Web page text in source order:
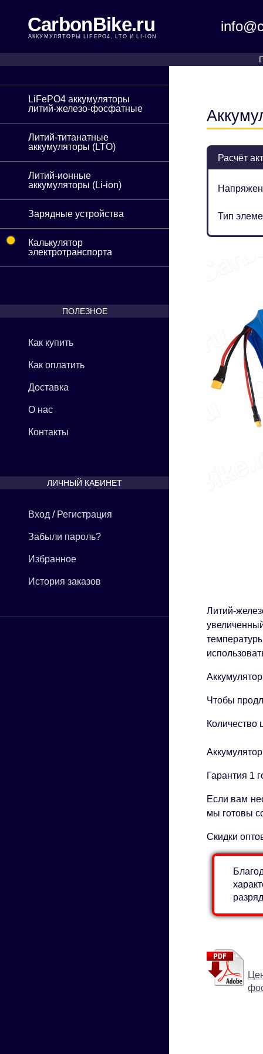
CarbonBike.ru
АККУМУЛЯТОРЫ LIFEPO4, LTO И LI-ION
LiFePO4 аккумуляторы
литий-железо-фосфатные
Литий-титанатные
аккумуляторы (LTO)
Литий-ионные
аккумуляторы (Li-ion)
Зарядные устройства
•
Калькулятор
электротранспорта
ПОЛЕЗНОЕ
Как купить
Как оплатить
Доставка
О нас
Контакты
ЛИЧНЫЙ КАБИНЕТ
Вход / Регистрация
Забыли пароль?
Избранное
История заказов
Расчёт
Тип
Литий-
Чтобы
Количество
Гарантия 1
Если вам
мы готовы
Скидки